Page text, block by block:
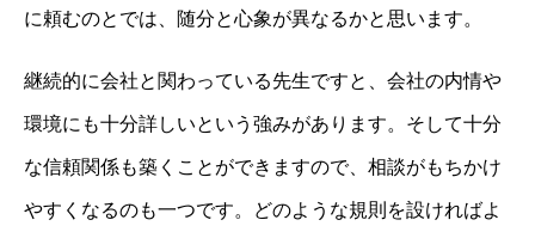
に頼むのとでは、随分と心象が異なるかと思います。
継続的に会社と関わっている先生ですと、会社の内情や
環境にも十分詳しいという強みがあります。そして十分
な信頼関係も築くことができますので、相談がもちかけ
やすくなるのも一つです。どのような規則を設ければよ